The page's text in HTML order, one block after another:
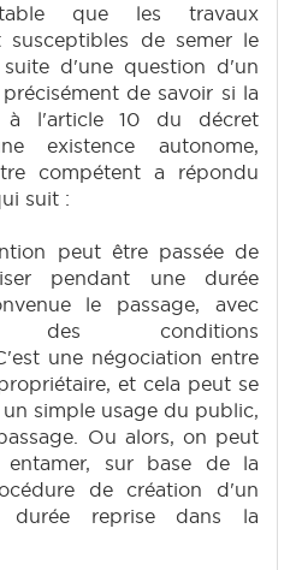
que les travaux
susceptibles de semer le
d'une question d'un
de savoir si la
à l'article 10 du décret
existence autonome,
compétent a répondu
suit :
peut être passée de
pendant une durée
le passage, avec
des conditions
une négociation entre
et cela peut se
simple usage du public,
Ou alors, on peut
sur base de la
de création d'un
durée reprise dans la